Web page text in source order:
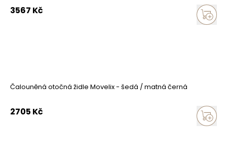
3567 Kč
Čalouněná otočná židle Movelix - šedá / matná černá
2705 Kč